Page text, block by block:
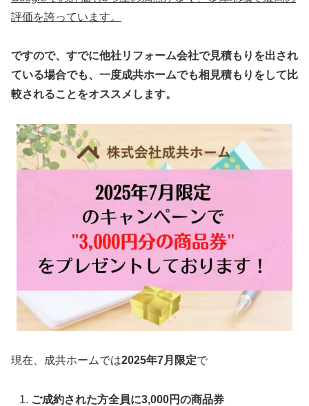
評価を誇っています。
ですので、すでに他社リフォーム会社で見積もりを出され
ている場合でも、一度成共ホームでも相見積もりをして比
較されることをオススメします。
現在、成共ホームでは2025年7月限定で
ご成約された方全員に3,000円の商品券